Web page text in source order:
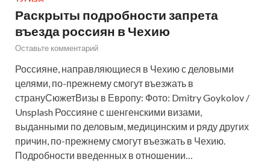
Раскрыты подробности запрета
въезда россиян в Чехию
Оставьте комментарий
Россияне, направляющиеся в Чехию с деловыми
целями, по-прежнему смогут въезжать в
странуСюжетВизы в Европу: Фото: Dmitry Goykolov /
Unsplash Россияне с шенгенскими визами,
выданными по деловым, медицинским и ряду других
причин, по-прежнему смогут въезжать в Чехию.
Подробности введенных в отношении…